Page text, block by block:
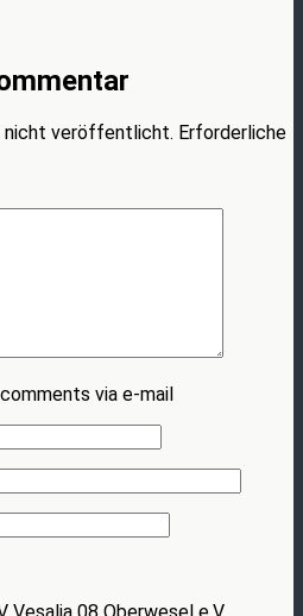
nicht veröffentlicht. Erforderliche
via e-mail
08 Oberwesel e.V.